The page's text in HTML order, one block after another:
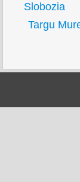
Slobozia
Targu